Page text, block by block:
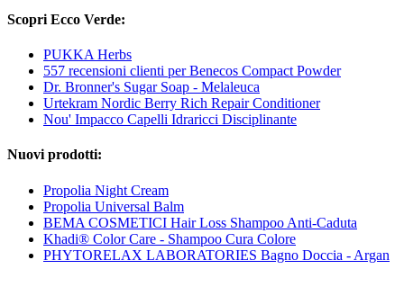
Scopri Ecco Verde:
PUKKA Herbs
557 recensioni clienti per Benecos Compact Powder
Dr. Bronner's Sugar Soap - Melaleuca
Urtekram Nordic Berry Rich Repair Conditioner
Nou' Impacco Capelli Idraricci Disciplinante
Nuovi prodotti:
Propolia Night Cream
Propolia Universal Balm
BEMA COSMETICI Hair Loss Shampoo Anti-Caduta
Khadi® Color Care - Shampoo Cura Colore
PHYTORELAX LABORATORIES Bagno Doccia - Argan